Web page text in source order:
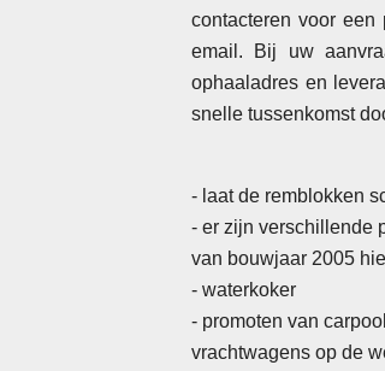
contacteren voor
email. Bij uw
ophaaladres en
snelle tussenkomst
- laat de remblokken
- er zijn verschillende
van bouwjaar 2005
- waterkoker
- promoten van
vrachtwagens op de